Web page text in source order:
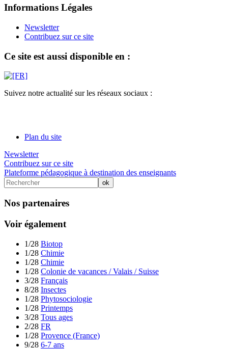
Informations Légales
Newsletter
Contribuez sur ce site
Ce site est aussi disponible en :
Suivez notre actualité sur les réseaux sociaux :
Plan du site
Newsletter
Contribuez sur ce site
Plateforme pédagogique à destination des enseignants
Nos partenaires
Voir également
1/28 Biotop
1/28 Chimie
1/28 Chimie
1/28 Colonie de vacances / Valais / Suisse
3/28 Français
8/28 Insectes
1/28 Phytosociologie
1/28 Printemps
3/28 Tous ages
2/28 FR
1/28 Provence (France)
9/28 6-7 ans